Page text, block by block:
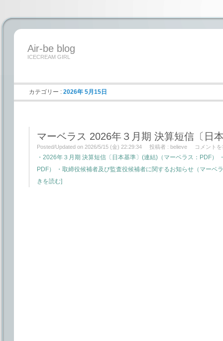
Air-be blog
ICECREAM GIRL
カテゴリー : 2026年 5月15日
マーベラス 2026年３月期 決算短信〔日
Posted/Updated on 2026/5/15 (金) 22:29:34 投稿者 : believe コメント
・2026年３月期 決算短信〔日本基準〕(連結)（マーベラス：PDF）
PDF） ・取締役候補者及び監査役候補者に関するお知らせ（マー
きを読む]